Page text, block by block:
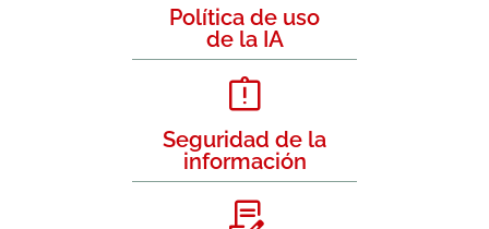
Política de uso
de la IA
Seguridad de la
información